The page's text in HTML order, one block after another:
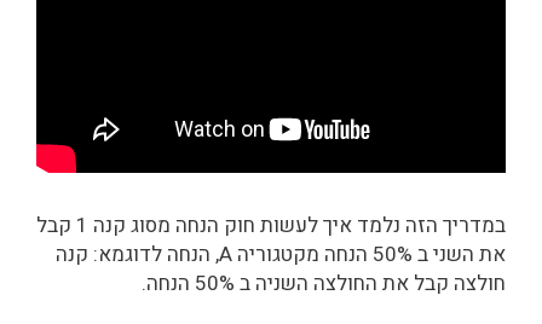
במדריך הזה נלמד איך לעשות חוק הנחה מסוג קנה 1 קבל
את השני ב 50% הנחה מקטגוריה A, הנחה לדוגמא: קנה
חולצה קבל את החולצה השניה ב 50% הנחה.